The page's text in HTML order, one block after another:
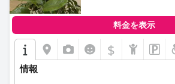
れた推奨事項に関する肯定的なコメントは
友好的でないやり取りについての言及も散見
駐車場はもう1つの利点であり、十分な無料
旅行者は困難なく場所を確保できます。こ
を訪れる人にとって特に魅力的であり、ホ
効果に貢献しています。
料金を表示
$
情報